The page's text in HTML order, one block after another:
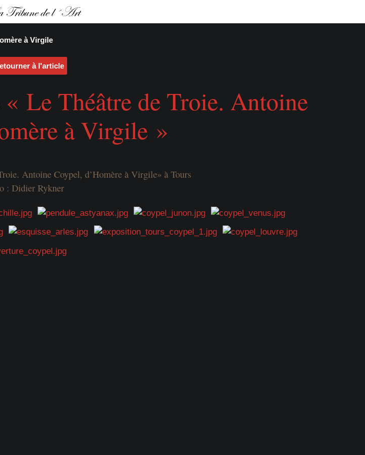
à Virgile
à l'article
« Le Théâtre de Troie. Antoine
à Virgile »
Antoine Coypel, d’Homère à Virgile» à Tours
: Didier Rykner